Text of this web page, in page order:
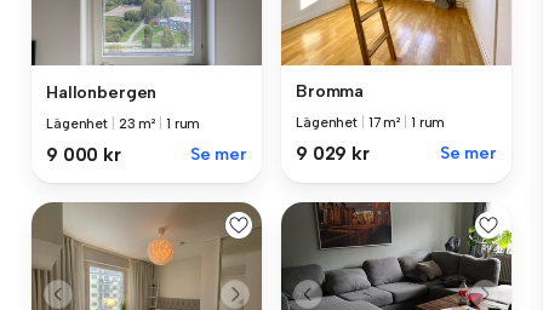
Hallonbergen
Lägenhet 23 m² 1 rum
9 000 kr Se mer
Bromma
Lägenhet 17 m² 1 rum
9 029 kr Se mer